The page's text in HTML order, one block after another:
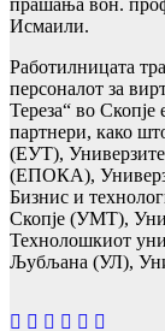
прашања вон.
Исмаили.
Работилницата
персоналот за
Тереза“ во Скопје
партнери, како
(ЕУТ),
(ЕПОКА),
Бизнис и
Скопје (УМТ),
Технолошкиот
Љубљана (УЛ),